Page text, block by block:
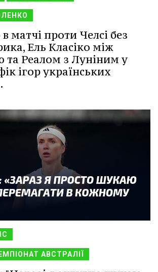
матчі проти Челсі без
Ель Класіко між
та Реалом з Луніним у
ігор українських
АВСТРАЛІЇ